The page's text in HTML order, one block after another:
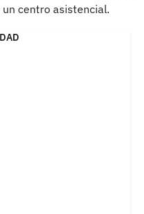
centro asistencial.